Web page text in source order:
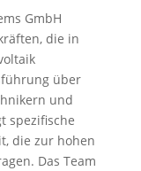
GmbH
die in
über
und
spezifische
die zur hohen
Das Team